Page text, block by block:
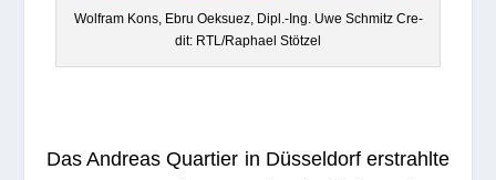
Wolf­ram Kons, Ebru Oek­suez, Dipl.-Ing. Uwe Schmitz Cre­
dit: RTL/Raphael Stötzel
Das Andreas Quar­tier in Düs­sel­dorf erstrahlte